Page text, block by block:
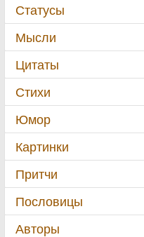
Статусы
Мысли
Цитаты
Стихи
Юмор
Картинки
Притчи
Пословицы
Авторы